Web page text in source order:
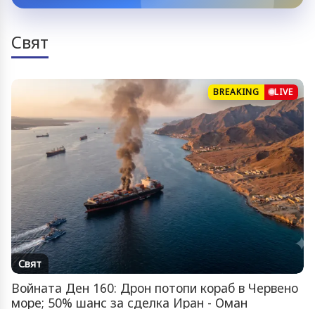
Свят
BREAKING LIVE
Свят
Войната Ден 160: Дрон потопи кораб в Червено
море; 50% шанс за сделка Иран - Оман